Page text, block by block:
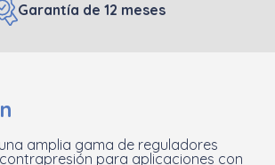
Garantía de 12 meses
amplia gama de reguladores
para aplicaciones con